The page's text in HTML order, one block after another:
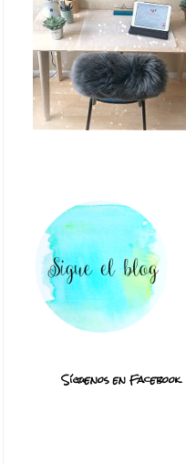
Síguenos en Facebook